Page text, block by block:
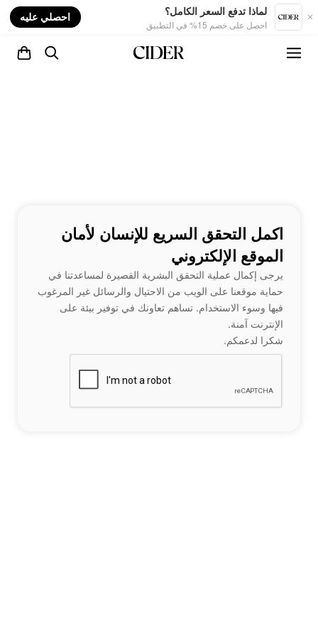
لماذا تدفع السعر الكامل؟
احصل على خصم 15% في التطبيق
احصلي عليه
اكمل التحقق السريع للإنسان لأمان
الموقع الإلكتروني
يرجى إكمال عملية التحقق البشرية القصيرة لمساعدتنا في
حماية موقعنا على الويب من الاحتيال والرسائل غير المرغوب
فيها وسوء الاستخدام. تساهم تعاونك في توفير بيئة على
الإنترنت آمنة.
شكرا لدعمكم.